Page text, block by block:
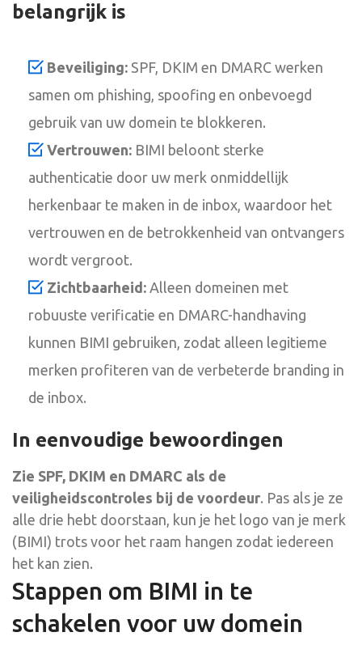
belangrijk is
Beveiliging: SPF, DKIM en DMARC werken
samen om phishing, spoofing en onbevoegd
gebruik van uw domein te blokkeren.
Vertrouwen: BIMI beloont sterke
authenticatie door uw merk onmiddellijk
herkenbaar te maken in de inbox, waardoor het
vertrouwen en de betrokkenheid van ontvangers
wordt vergroot.
Zichtbaarheid: Alleen domeinen met
robuuste verificatie en DMARC-handhaving
kunnen BIMI gebruiken, zodat alleen legitieme
merken profiteren van de verbeterde branding in
de inbox.
In eenvoudige bewoordingen
Zie SPF, DKIM en DMARC als de
veiligheidscontroles bij de voordeur. Pas als je ze
alle drie hebt doorstaan, kun je het logo van je merk
(BIMI) trots voor het raam hangen zodat iedereen
het kan zien.
Stappen om BIMI in te
schakelen voor uw domein